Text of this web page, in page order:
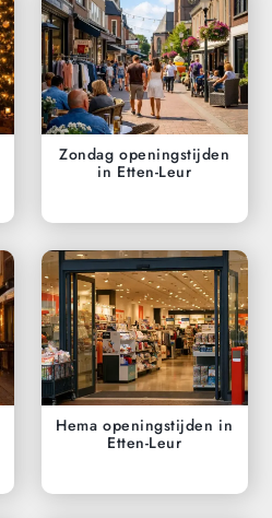
Zondag openingstijden
in Etten-Leur
Hema openingstijden in
Etten-Leur